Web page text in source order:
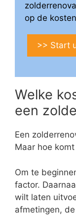
op de
>> Start
Welke
een
Een
Maar hoe
Om te
factor.
wilt laten
afmetingen,